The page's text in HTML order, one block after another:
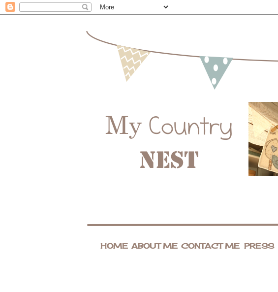
HOME ABOUT ME CONTACT ME PRESS